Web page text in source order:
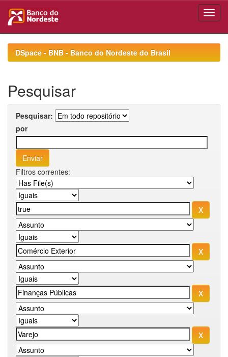
navigationDSpace - BNB - Banco do Nordeste do Brasil
Pesquisar
Pesquisar:
por
Filtros correntes: